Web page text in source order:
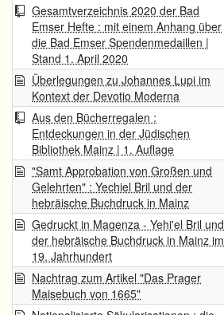
Gesamtverzeichnis 2020 der Bad
Emser Hefte : mit einem Anhang über
die Bad Emser Spendenmedaillen |
Stand 1. April 2020
Überlegungen zu Johannes Lupi im
Kontext der Devotio Moderna
Aus den Bücherregalen :
Entdeckungen in der Jüdischen
Bibliothek Mainz | 1. Auflage
"Samt Approbation von Großen und
Gelehrten" : Yechiel Bril und der
hebräische Buchdruck in Mainz
Gedruckt in Magenza - Yehi'el Bril und
der hebräische Buchdruck in Mainz im
19. Jahrhundert
Nachtrag zum Artikel "Das Prager
Maisebuch von 1665"